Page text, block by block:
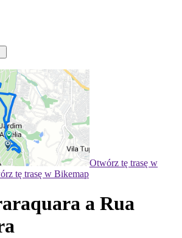
Otwórz tę trasę w
tę trasę w Bikemap
a Rua